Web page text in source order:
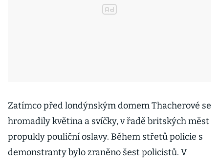
Zatímco před londýnským domem Thacherové se
hromadily květina a svíčky, v řadě britských měst
propukly pouliční oslavy. Během střetů policie s
demonstranty bylo zraněno šest policistů. V